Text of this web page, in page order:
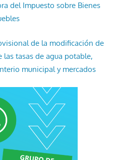
del Impuesto sobre Bienes
de la modificación de
las tasas de agua potable,
municipal y mercados